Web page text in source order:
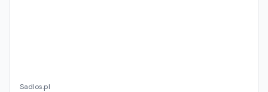
Sadlos.pl